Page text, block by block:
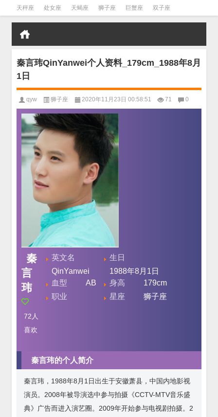
天秤座 处女座 天蝎座 狮子座 巨蟹座 双子座
金牛座 双鱼座 水瓶座
秦言玮QinYanwei个人资料_179cm_1988年8月
1日
qyw 狮子座 2020年11月23日 00:58:51 71 0
秦
言
玮
72 人
喜欢
英文名
QinYanwei
生日
1988年8月1日
血型
AB 身高
179cm
职业
星座 狮子座
秦言玮的个人简介
秦言玮，1988年8月1日出生于安徽萧县，中国内地影视
演员。2008年被导演选中参与拍摄《CCTV-MTV音乐盛
典》广告而进入演艺圈。2009年开始参与电视剧拍摄。2